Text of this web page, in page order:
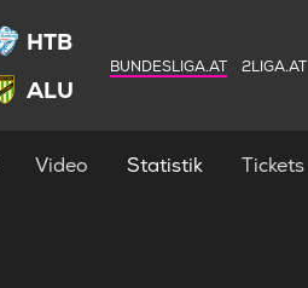
HTB
ALU
BUNDESLIGA.AT 2LIGA.AT
Video Statistik Tickets